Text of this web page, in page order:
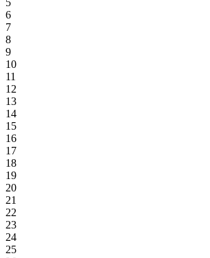
5
6
7
8
9
10
11
12
13
14
15
16
17
18
19
20
21
22
23
24
25